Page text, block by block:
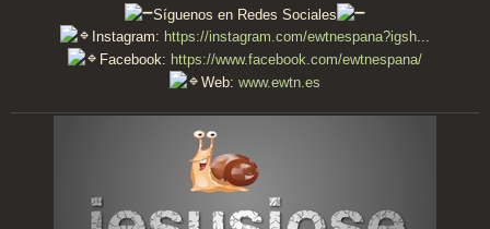
Síguenos en Redes Sociales
Instagram: https://instagram.com/ewtnespana?igsh
Facebook: https://www.facebook.com/ewtnespana/
Web: www.ewtn.es